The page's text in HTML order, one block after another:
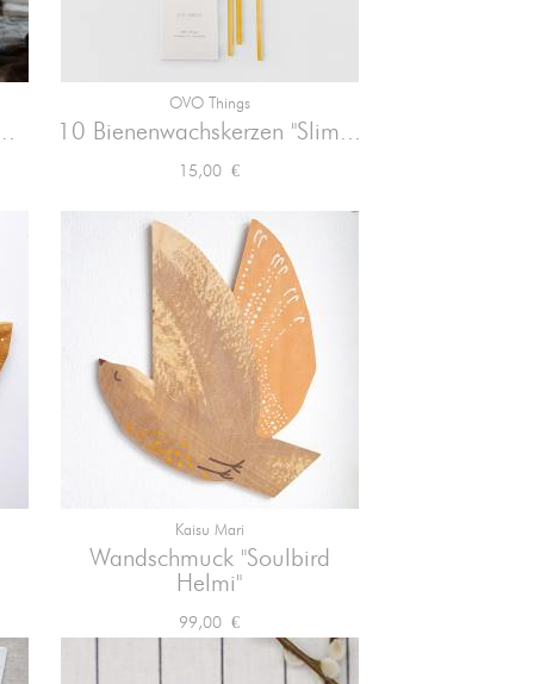
OVO Things
10 Bienenwachskerzen "Slim...
Preis
15,00 €
Vorschau
Kaisu Mari
Wandschmuck "Soulbird
Helmi"
Preis
99,00 €
Vorschau